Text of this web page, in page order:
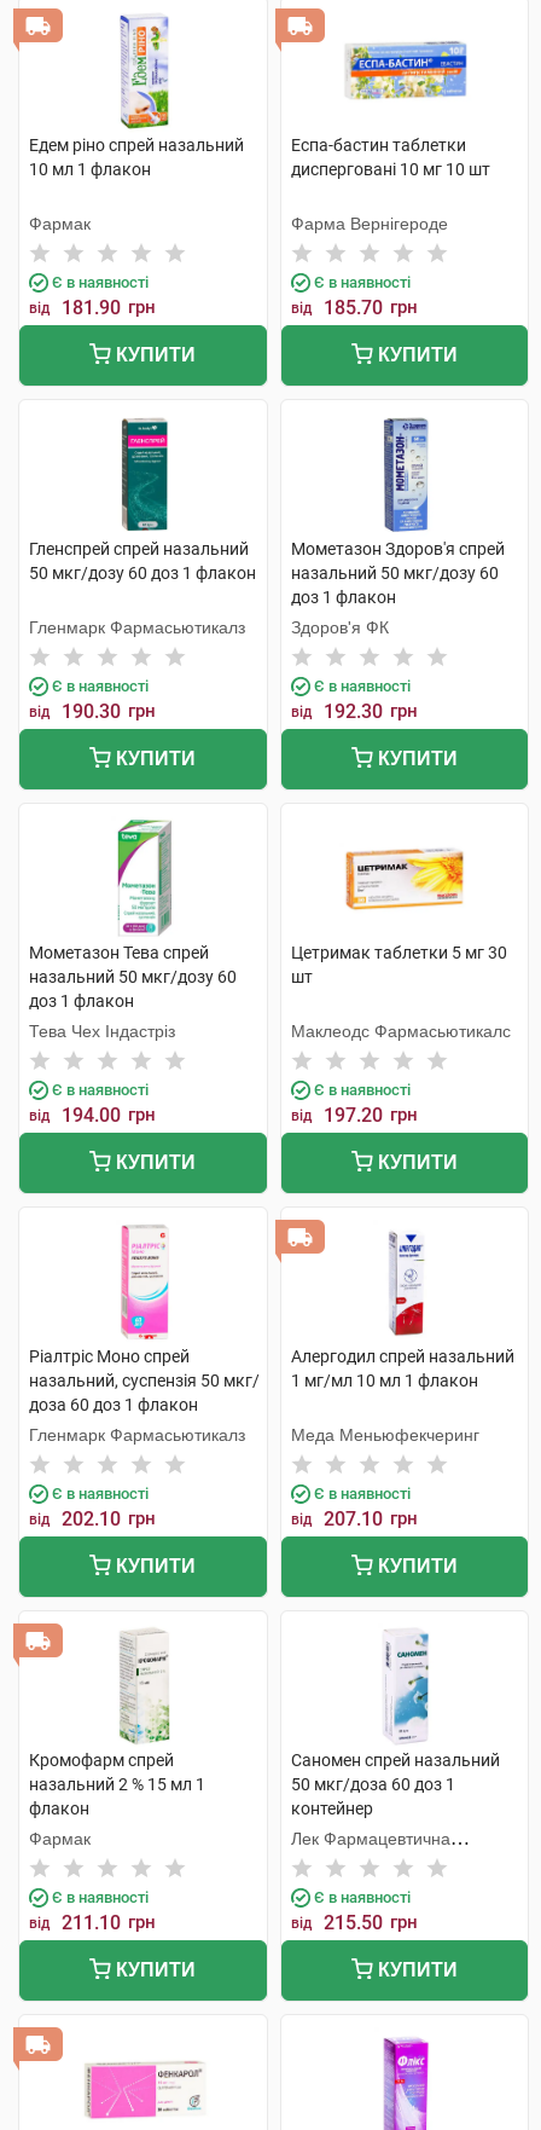
Едем ріно спрей назальний
10 мл 1 флакон
Фармак
Є в наявності
від 181.90 грн
КУПИТИ
Еспа-бастин таблетки
дисперговані 10 мг 10 шт
Фарма Вернігероде
Є в наявності
від 185.70 грн
КУПИТИ
Гленспрей спрей назальний
50 мкг/дозу 60 доз 1 флакон
Гленмарк Фармасьютикалз
Є в наявності
від 190.30 грн
КУПИТИ
Мометазон Здоров'я спрей
назальний 50 мкг/дозу 60
доз 1 флакон
Здоров'я ФК
Є в наявності
від 192.30 грн
КУПИТИ
Мометазон Тева спрей
назальний 50 мкг/дозу 60
доз 1 флакон
Тева Чех Індастріз
Є в наявності
від 194.00 грн
КУПИТИ
Цетримак таблетки 5 мг 30
шт
Маклеодс Фармасьютикалс
Є в наявності
від 197.20 грн
КУПИТИ
Ріалтріс Моно спрей
назальний, суспензія 50 мкг/
доза 60 доз 1 флакон
Гленмарк Фармасьютикалз
Є в наявності
від 202.10 грн
КУПИТИ
Алергодил спрей назальний
1 мг/мл 10 мл 1 флакон
Меда Меньюфекчеринг
Є в наявності
від 207.10 грн
КУПИТИ
Кромофарм спрей
назальний 2 % 15 мл 1
флакон
Фармак
Є в наявності
від 211.10 грн
КУПИТИ
Саномен спрей назальний
50 мкг/доза 60 доз 1
контейнер
Лек Фармацевтична
компанія
Є в наявності
від 215.50 грн
КУПИТИ